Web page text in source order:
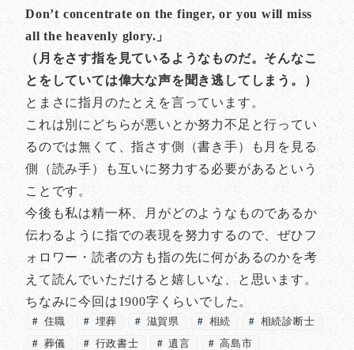
Don’t concentrate on the finger, or you will miss
all the heavenly glory.」
（月をさす指を見ているようなものだ。そんなこ
とをしていては偉大な声を聞き逃してしまう。）
とまさに指月のたとえを言っています。
これは別にどちらが悪いとか努力不足と行ってい
るのでは無くて、指さす側（書き手）も月を見る
側（読み手）も互いに努力する必要があるという
ことです。
今後も私は精一杯、月がどのようなものであるか
伝わるように指での表現を努力するので、ぜひフ
ォロワー・読者の方も指の先に何があるのかを考
えて読んでいただけると嬉しいな、と思います。
ちなみに今回は1900字くらいでした。
住職 埋葬 滋賀県 相続
相続診断士
葬儀
行政書士 遺言 高島市